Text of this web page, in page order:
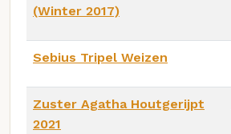
(Winter 2017)
Sebius Tripel Weizen
Zuster Agatha Houtgerijpt
2021